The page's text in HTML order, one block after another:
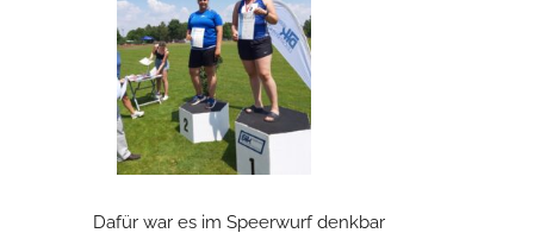
Dafür war es im Speerwurf denkbar